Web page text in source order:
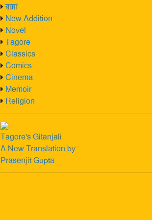
রান্না
New Addition
Novel
Tagore
Classics
Comics
Cinema
Memoir
Religion
Tagore's Gitanjali
A New Translation by
Prasenjit Gupta